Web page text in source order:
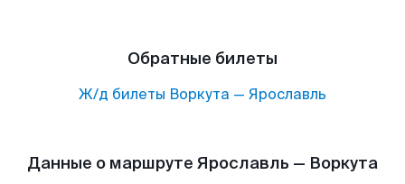
Обратные билеты
Ж/д билеты Воркута — Ярославль
Данные о маршруте Ярославль — Воркута